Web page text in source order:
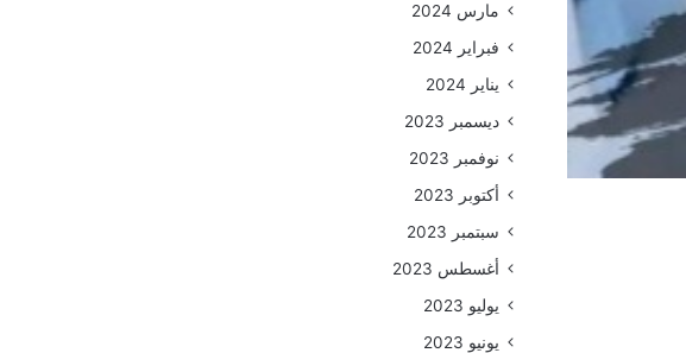
مارس 2024
فبراير 2024
يناير 2024
ديسمبر 2023
نوفمبر 2023
أكتوبر 2023
سبتمبر 2023
أغسطس 2023
يوليو 2023
يونيو 2023